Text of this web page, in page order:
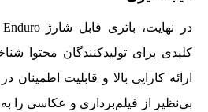
کلیدی برای تولیدکنندگان محتوا
ارائه کارایی بالا و قابلیت
بی‌نظیر از فیلم‌برداری و عکاسی را